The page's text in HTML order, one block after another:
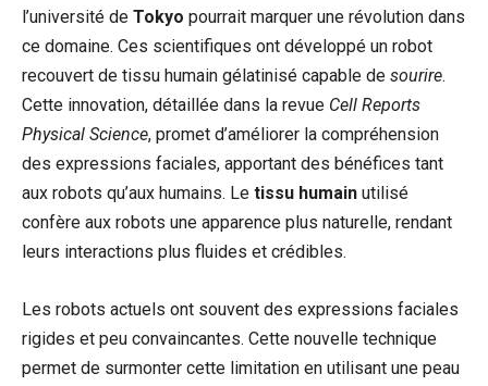
l’université de Tokyo pourrait marquer une révolution dans
ce domaine. Ces scientifiques ont développé un robot
recouvert de tissu humain gélatinisé capable de sourire.
Cette innovation, détaillée dans la revue Cell Reports
Physical Science, promet d’améliorer la compréhension
des expressions faciales, apportant des bénéfices tant
aux robots qu’aux humains. Le tissu humain utilisé
confère aux robots une apparence plus naturelle, rendant
leurs interactions plus fluides et crédibles.
Les robots actuels ont souvent des expressions faciales
rigides et peu convaincantes. Cette nouvelle technique
permet de surmonter cette limitation en utilisant une peau